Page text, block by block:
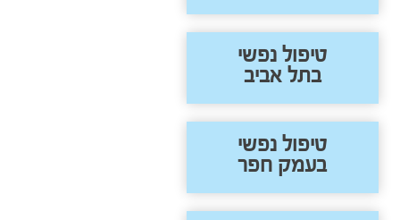
טיפול נפשי
בתל אביב
טיפול נפשי
בעמק חפר